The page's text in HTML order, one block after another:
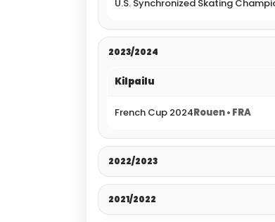
U.S. Synchronized Skating
2023/2024
Kilpailu
French Cup 2024Rouen • FRA
2022/2023
2021/2022